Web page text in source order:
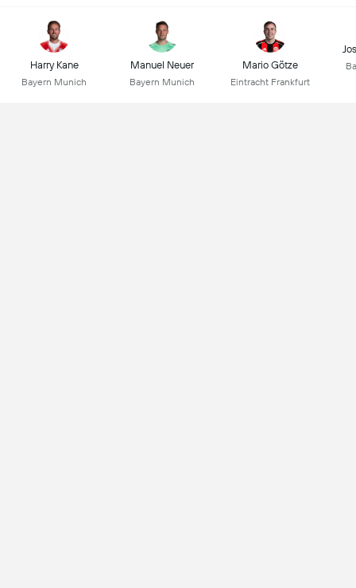
Harry Kane
Bayern Munich
Manuel Neuer
Bayern Munich
Mario Götze
Eintracht Frankfurt